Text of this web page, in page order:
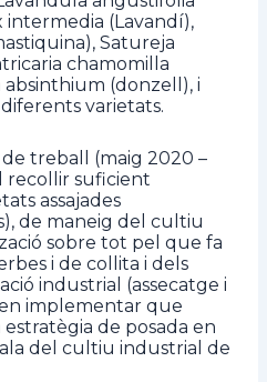
intermedia (Lavandí),
Satureja
chamomilla
absinthium (donzell), i
diferents varietats.
treball (maig 2020 –
recollir suficient
assajades
de maneig del cultiu
sobre tot pel que fa
i de collita i dels
industrial (assecatge i
implementar que
de posada en
del cultiu industrial de